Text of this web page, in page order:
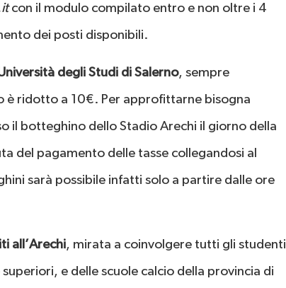
con il modulo compilato entro e non oltre i 4
dei posti disponibili.
degli Studi di Salerno, sempre
è ridotto a 10€. Per approfittarne bisogna
il botteghino dello Stadio Arechi il giorno della
del pagamento delle tasse collegandosi al
sarà possibile infatti solo a partire dalle ore
all’Arechi, mirata a coinvolgere tutti gli studenti
e delle scuole calcio della provincia di